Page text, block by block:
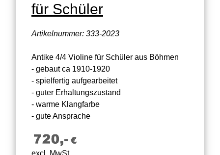
für Schüler
Artikelnummer: 333-2023
Antike 4/4 Violine für Schüler aus Böhmen
- gebaut ca 1910-1920
- spielfertig aufgearbeitet
- guter Erhaltungszustand
- warme Klangfarbe
- gute Ansprache
excl. MwSt.